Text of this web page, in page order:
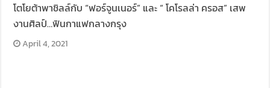
โตโยต้าพาชิลล์กับ “ฟอร์จูนเนอร์” และ “ โคโรลล่า ครอส” เสพ
งานศิลป์…ฟินกาแฟกลางกรุง
April 4, 2021